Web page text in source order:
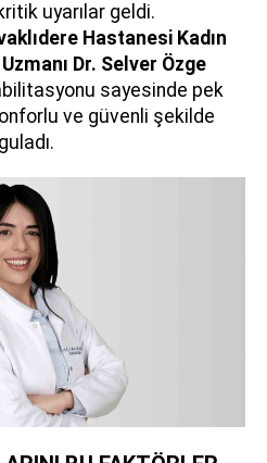
uyarılar geldi.
Hastanesi Kadın
Dr. Selver Özge
sayesinde pek
ve güvenli şekilde